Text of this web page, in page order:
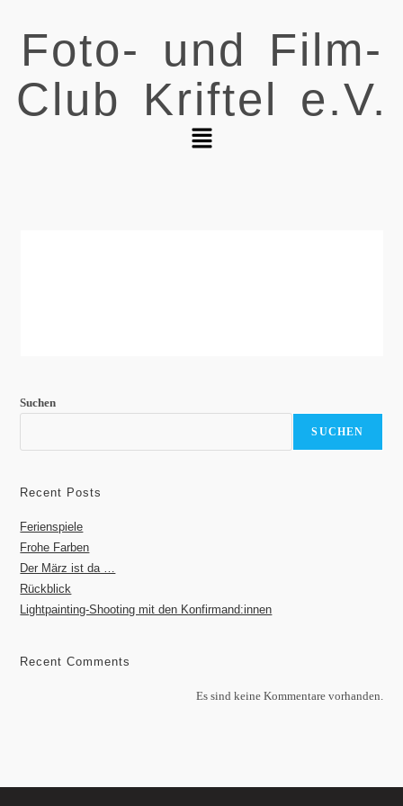
Foto- und Film-
Club Kriftel e.V.
Suchen
SUCHEN
Recent Posts
Ferienspiele
Frohe Farben
Der März ist da …
Rückblick
Lightpainting-Shooting mit den Konfirmand:innen
Recent Comments
Es sind keine Kommentare vorhanden.